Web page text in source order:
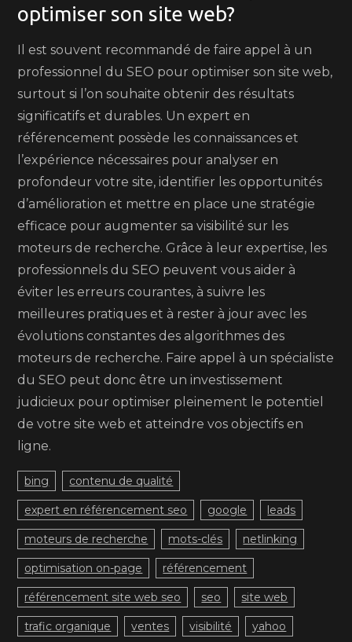
optimiser son site web?
Il est souvent recommandé de faire appel à un
professionnel du SEO pour optimiser son site web,
surtout si l’on souhaite obtenir des résultats
significatifs et durables. Un expert en
référencement possède les connaissances et
l’expérience nécessaires pour analyser en
profondeur votre site, identifier les opportunités
d’amélioration et mettre en place une stratégie
efficace pour augmenter sa visibilité sur les
moteurs de recherche. Grâce à leur expertise, les
professionnels du SEO peuvent vous aider à
éviter les erreurs courantes, à suivre les
meilleures pratiques et à rester à jour avec les
évolutions constantes des algorithmes des
moteurs de recherche. Faire appel à un spécialiste
du SEO peut donc être un investissement
judicieux pour optimiser pleinement le potentiel
de votre site web et atteindre vos objectifs en
ligne.
bing contenu de qualité
expert en référencement seo google leads
moteurs de recherche mots-clés netlinking
optimisation on-page référencement
référencement site web seo seo site web
trafic organique ventes visibilité yahoo